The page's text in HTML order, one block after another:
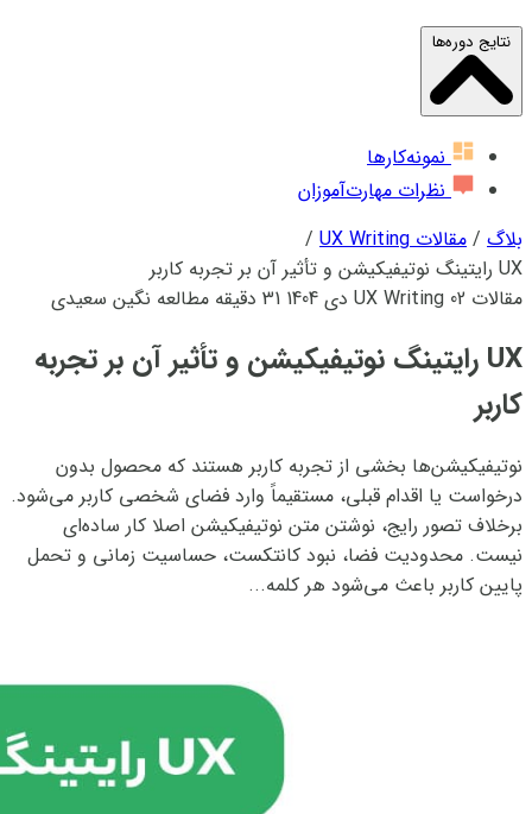
نتایج دوره‌ها
نمونه‌کارها
نظرات مهارت‌آموزان
بلاگ / مقالات UX Writing
/
UX رایتینگ نوتیفیکیشن و تأثیر آن بر تجربه کاربر
مقالات UX Writing 02 دی 1404 31 دقیقه مطالعه نگین سعیدی
UX رایتینگ نوتیفیکیشن و تأثیر آن بر تجربه
کاربر
نوتیفیکیشن‌ها بخشی از تجربه کاربر هستند که محصول بدون
درخواست یا اقدام قبلی، مستقیماً وارد فضای شخصی کاربر می‌شود.
برخلاف تصور رایج، نوشتن متن نوتیفیکیشن اصلا کار ساده‌ای
نیست. محدودیت فضا، نبود کانتکست، حساسیت زمانی و تحمل
پایین کاربر باعث می‌شود هر کلمه...